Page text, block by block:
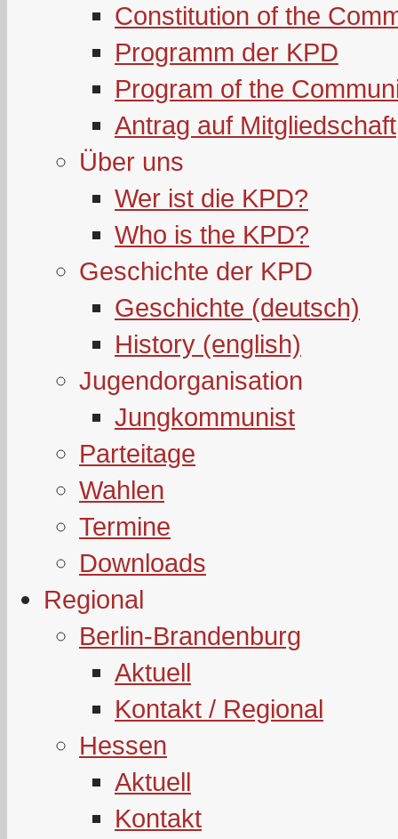
Constitution of the
Programm der KPD
Program of the
Antrag auf Mitgliedschaft
Über uns
Wer ist die KPD?
Who is the KPD?
Geschichte der KPD
Geschichte (deutsch)
History (english)
Jugendorganisation
Jungkommunist
Parteitage
Wahlen
Termine
Downloads
Regional
Berlin-Brandenburg
Aktuell
Kontakt / Regional
Hessen
Aktuell
Kontakt